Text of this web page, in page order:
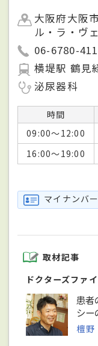
大阪府大阪
ル・ラ・ヴ
06-6780-
横堤駅 鶴見
泌尿器科
時間
09:00～12:00
16:00～19:00
マイナンバ
取材記事
ドクターズファ
患者
シー
檀野